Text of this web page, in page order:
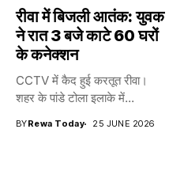
रीवा में बिजली आतंक: युवक
ने रात 3 बजे काटे 60 घरों
के कनेक्शन
CCTV में कैद हुई करतूत रीवा।
शहर के पांडे टोला इलाके में...
BYRewa Today 25 JUNE 2026